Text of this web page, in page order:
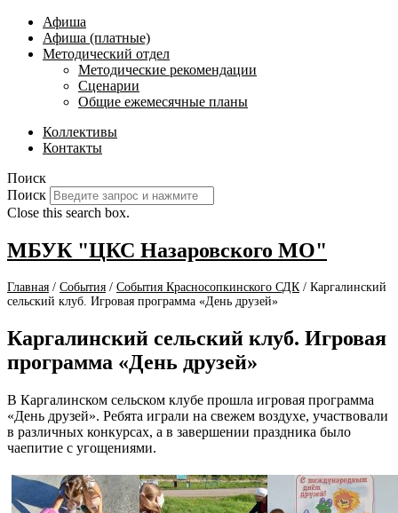
Афиша
Афиша (платные)
Методический отдел
Методические рекомендации
Сценарии
Общие ежемесячные планы
Коллективы
Контакты
Поиск
Поиск
Close this search box.
МБУК "ЦКС Назаровского МО"
Главная / События / События Красносопкинского СДК / Каргалинский
сельский клуб. Игровая программа «День друзей»
Каргалинский сельский клуб. Игровая
программа «День друзей»
В Каргалинском сельском клубе прошла игровая программа
«День друзей». Ребята играли на свежем воздухе, участвовали
в различных конкурсах, а в завершении праздника было
чаепитие с угощениями.